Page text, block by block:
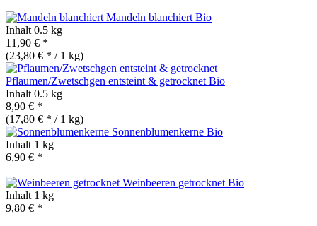
Mandeln blanchiert Bio
Inhalt 0.5 kg
11,90 € *
(23,80 € * / 1 kg)
Pflaumen/Zwetschgen entsteint & getrocknet Bio
Inhalt 0.5 kg
8,90 € *
(17,80 € * / 1 kg)
Sonnenblumenkerne Bio
Inhalt 1 kg
6,90 € *
Weinbeeren getrocknet Bio
Inhalt 1 kg
9,80 € *